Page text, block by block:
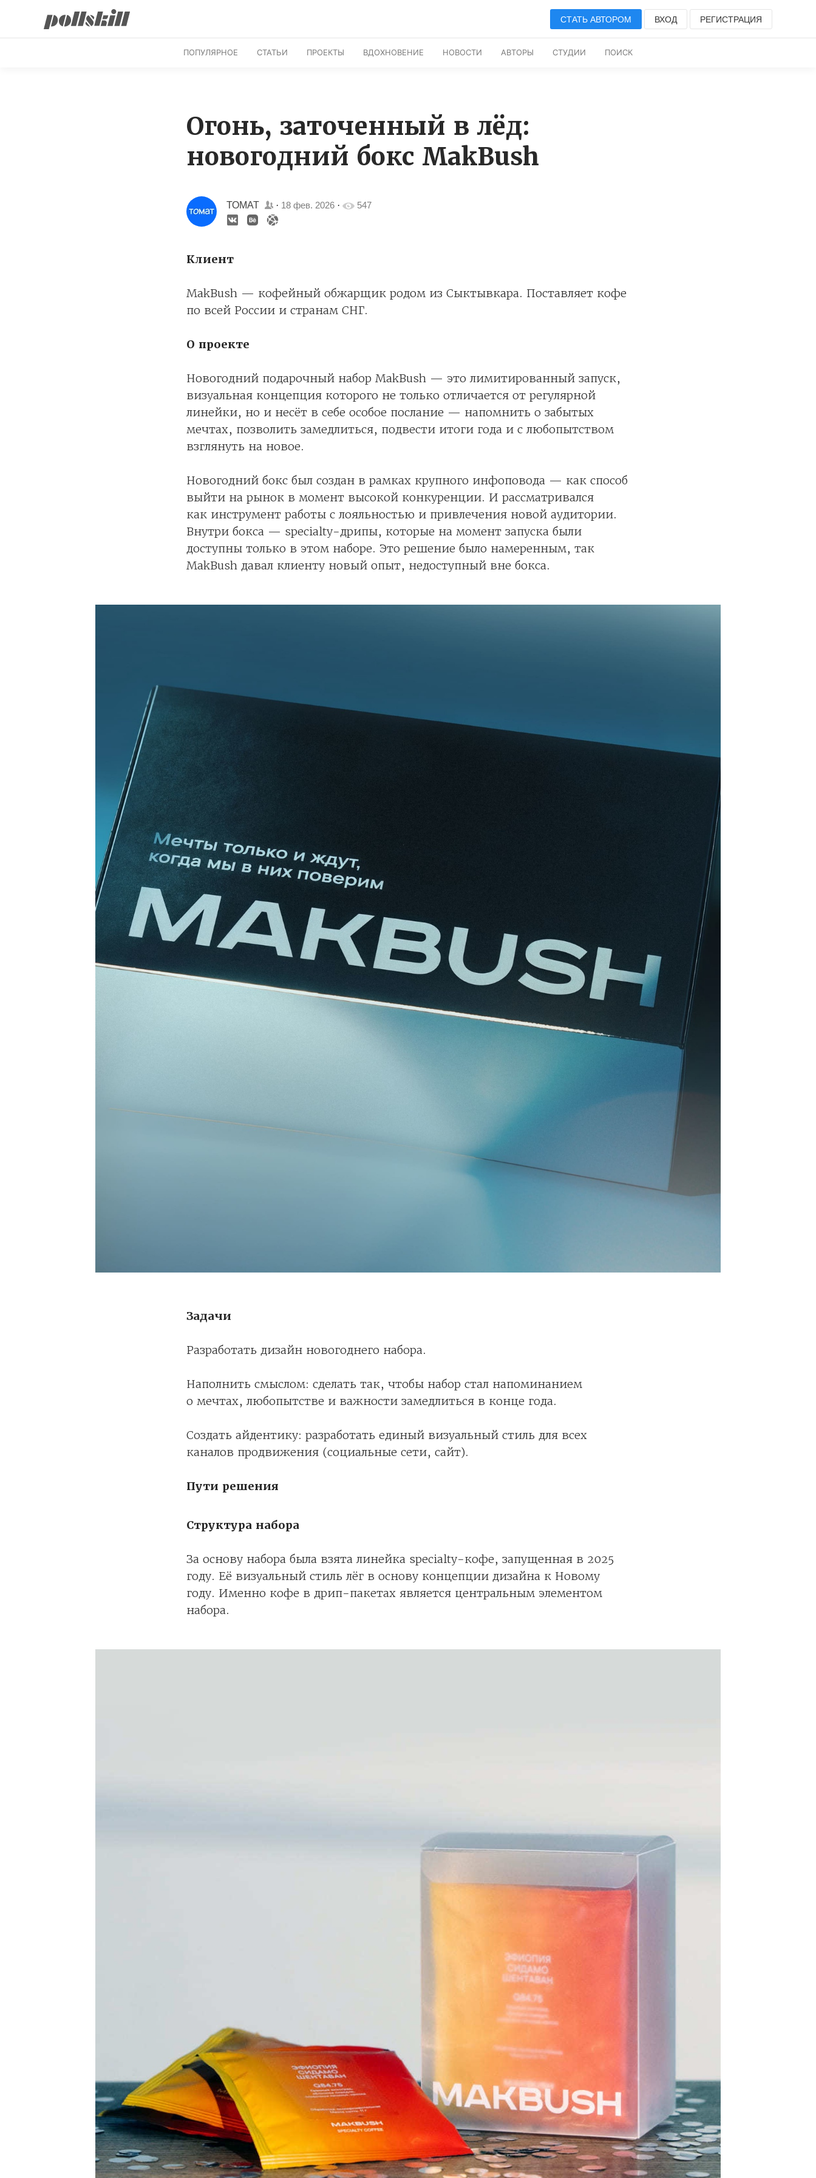
СТАТЬ АВТОРОМ ВХОД РЕГИСТРАЦИЯ
ПОПУЛЯРНОЕ СТАТЬИ ПРОЕКТЫ ВДОХНОВЕНИЕ НОВОСТИ АВТОРЫ СТУДИИ ПОИСК
Огонь, заточенный в лёд:
новогодний бокс MakBush
ТОМАТ · 18 фев. 2026· 547
Клиент
MakBush — кофейный обжарщик родом из Сыктывкара. Поставляет кофе
по всей России и странам СНГ.
О проекте
Новогодний подарочный набор MakBush — это лимитированный запуск,
визуальная концепция которого не только отличается от регулярной
линейки, но и несёт в себе особое послание — напомнить о забытых
мечтах, позволить замедлиться, подвести итоги года и с любопытством
взглянуть на новое.
Новогодний бокс был создан в рамках крупного инфоповода — как способ
выйти на рынок в момент высокой конкуренции. И рассматривался
как инструмент работы с лояльностью и привлечения новой аудитории.
Внутри бокса — specialty-дрипы, которые на момент запуска были
доступны только в этом наборе. Это решение было намеренным, так
MakBush давал клиенту новый опыт, недоступный вне бокса.
Задачи
Разработать дизайн новогоднего набора.
Наполнить смыслом: сделать так, чтобы набор стал напоминанием
о мечтах, любопытстве и важности замедлиться в конце года.
Создать айдентику: разработать единый визуальный стиль для всех
каналов продвижения (социальные сети, сайт).
Пути решения
Структура набора
За основу набора была взята линейка specialty-кофе, запущенная в 2025
году. Её визуальный стиль лёг в основу концепции дизайна к Новому
году. Именно кофе в дрип-пакетах является центральным элементом
набора.